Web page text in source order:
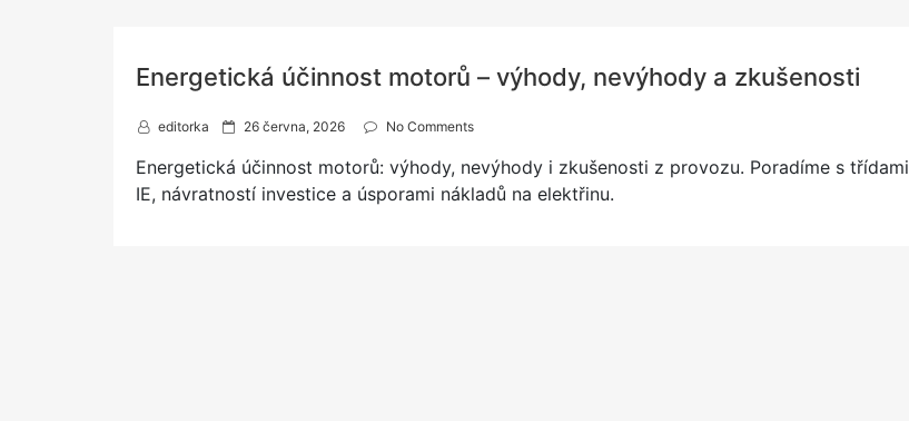
Energetická účinnost motorů – výhody, nevýhody a zkušenosti
editorka
P
s
e
26 června, 2026 No Comments
Energetická účinnost motorů: výhody, nevýhody i zkušenosti z provozu. Poradíme s třídami
IE, návratností investice a úsporami nákladů na elektřinu.